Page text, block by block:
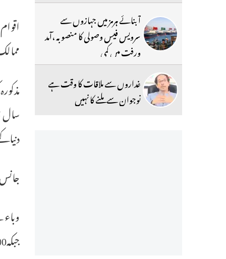
دنیاکے
جانس
جبکہ400,000کے قریب اموات پیش ائے ہیں۔
آبنائے ہرمز میں جہازوں سے
سرویس فیس وصولی کا منصوبہ ،آمد
ورفت میں کمی
غداروں سے ملاقات کا وقت ہے
نوجوان سے ملنے کا نہیں